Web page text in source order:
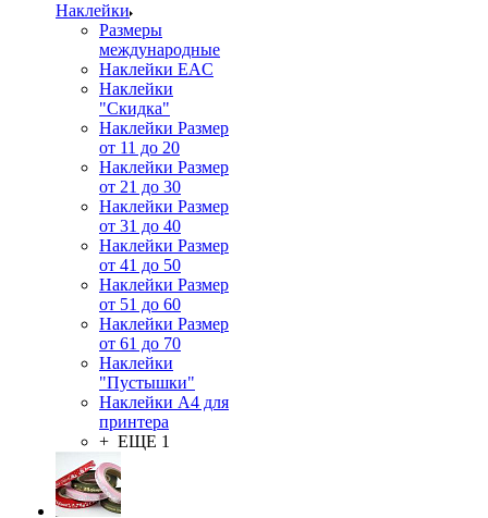
Наклейки
Размеры
международные
Наклейки EAC
Наклейки
"Скидка"
Наклейки Размер
от 11 до 20
Наклейки Размер
от 21 до 30
Наклейки Размер
от 31 до 40
Наклейки Размер
от 41 до 50
Наклейки Размер
от 51 до 60
Наклейки Размер
от 61 до 70
Наклейки
"Пустышки"
Наклейки А4 для
принтера
+ ЕЩЕ 1